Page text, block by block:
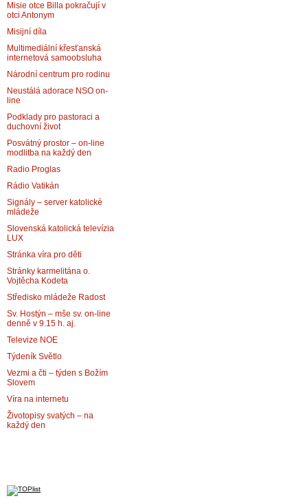
Misie otce Billa pokračují v
otci Antonym
Misijní díla
Multimediální křesťanská
internetová samoobsluha
Národní centrum pro rodinu
Neustálá adorace NSO on-
line
Podklady pro pastoraci a
duchovní život
Posvátný prostor – on-line
modlitba na každý den
Radio Proglas
Rádio Vatikán
Signály – server katolické
mládeže
Slovenská katolická televízia
LUX
Stránka víra pro děti
Stránky karmelitána o.
Vojtěcha Kodeta
Středisko mládeže Radost
Sv. Hostýn – mše sv. on-line
denně v 9.15 h. aj.
Televize NOE
Týdeník Světlo
Vezmi a čti – týden s Božím
Slovem
Víra na internetu
Životopisy svatých – na
každý den